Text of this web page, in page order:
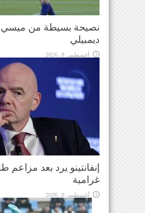
نصيحة بسيطة من
ديمبيلي
أغسطس 8, 2026
إنفانتينو يرد بعد مزاعم
غرامية
أغسطس 8, 2026